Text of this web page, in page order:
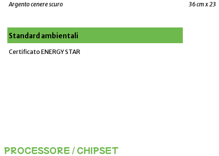
Argento cenere scuro 36 cm x
Standard ambientali
Certificato ENERGY STAR
PROCESSORE / CHIPSET